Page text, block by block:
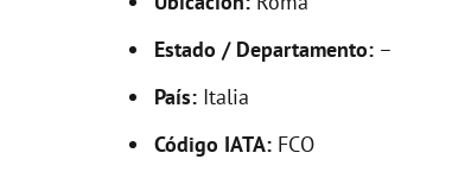
Estado / Departamento: –
País: Italia
Código IATA: FCO